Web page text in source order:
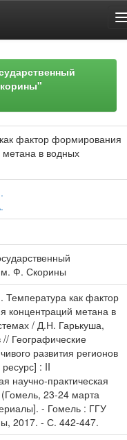
фактор формирования
метана в водных
Ф. Скорины
Температура как фактор
концентраций метана в
/ Д.Н. Гарькуша,
Географические
развития регионов
: II
научно-практическая
23-24 марта
- Гомель : ГГУ
2017. - С. 442-447.